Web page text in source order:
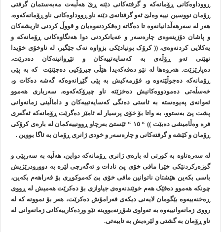
ڕووداوەکانی ڕۆمانەکە و گرفتەکانی دێنە ڕێ هەڵبەت مەبەستمان گرفتی
ڕۆمان نووسين نييە وەلێ ئەو گرفتانەی دێنە ناو ڕووداوەکانی ناو ڕۆمانەکەوە،
هەر لە سەرهەڵدانيانەوە تا دەگاتە زەقکردنەوەيان و قووڵ کردنی ئاريشەکان
و پاشان دۆزينەوەی چارەسەر و عەيانکردنی دوا هەنگاوەکانی ڕۆمانەکە و
يەکلایی کردنەوەی، (( کرۆک بونيادێکی بزواوە نەک جێگير، لە ناوخۆی خۆيدا
نهێنی ئەو ڕۆڵەی بە کەسايەتييەکان و تێڕوانينەکان دەدرێت،
دەپارێزێت. هەروەها لە نێو دەقەکەيدا هێڵی چيرۆکیی دەچێنێت کە بە پێی
ڕۆمانەکە دەجوڵێتەوە و، فۆرمەکيش بە پێی گێڕانەوەکە گەشە دەکات و،
خەسڵەتی دەمودووەکانيش دەخزێتە ناو چيرۆکەکەوە، سەرباری هەموو
ئەوانەی پەيوەستە بە ئاستی دەنگی کەسايەتييەکان و داماڵينی زمانەوانی
پشت پێ بەستوو، بە واتا بۆ خۆی پرسيار لە ئامێز دەگرێت ڕۆمانەکە ئەگەری
فرە وەڵاميشی دەبێت )) “ ١٥ “ ئێستێ بەرچاو ڕوونييەکمان لە بارەی کرۆکی
ڕۆمان و کێشە و گرفتەکانی و چارەسەر و خودی ژانری ڕۆمان بە ئاگا بووين .
لە سەرەتاوە بە کورتی لە بارەی ژانری ڕۆمانەکە دواين، هەڵبە بە سەرپێی و
گوزەرکردنێکی خێرا مافی خۆی پێ نادات و ئەگەرچی لێرە بە دوورودرێژيش
باسی بکەين هێشتان ناتوانين مافی خۆی بێ کەموکوڕی بۆ فەراهەم بکەين،
چونکە هەموو دەقێک هەم خوێندنەوەی جياوازی بۆ دەکرێت هەميش لە ڕووی
ڕەخنەييەوە بێگومان لايەنی ديکەی فەرامۆش دەکرێت، هەر بۆ نموونە کە لە
رووی زمانەوانييەوە بە تەواوی شۆڕنەبووينە نێو وردەکارييەکانی زمانەوانی لە
ناو ڕۆمان بە گشتی و لێرەيش بە تايبەتی.